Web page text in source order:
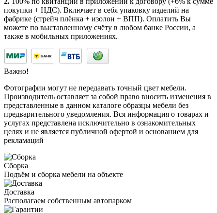
покупки + НДС). Включает в себя упаковку изделий на
фабрике (стрейч плёнка + изолон + ВПП). Оплатить Вы
можете по выставленному счёту в любом банке России, а
также в мобильных приложениях.
Важно!
Фотографии могут не передавать точный цвет мебели.
Производитель оставляет за собой право вносить изменения в
представленные в данном каталоге образцы мебели без
предварительного уведомления. Вся информация о товарах и
услугах представлена исключительно в ознакомительных
целях и не является публичной офертой и основанием для
рекламаций
Сборка
Подъём и сборка мебели на объекте
Доставка
Располагаем собственным автопарком